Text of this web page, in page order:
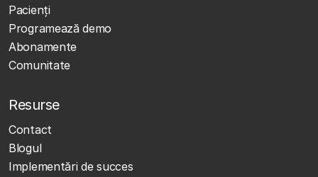
Pacienți
Programează demo
Abonamente
Comunitate
Resurse
Contact
Blogul
Implementări de succes